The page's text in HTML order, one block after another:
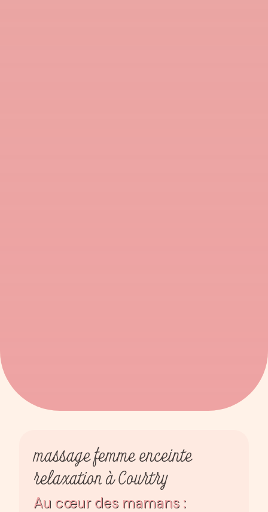
massage femme enceinte
relaxation à Courtry
Au cœur des mamans :